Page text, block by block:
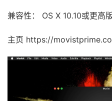
兼容性： OS X 10.10或更高
主页 https://